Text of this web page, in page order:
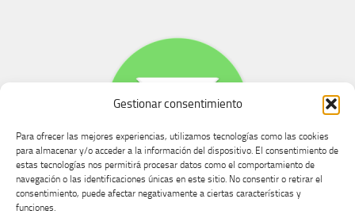
Gestionar consentimiento
Para ofrecer las mejores experiencias, utilizamos tecnologías como las cookies
para almacenar y/o acceder a la información del dispositivo. El consentimiento de
estas tecnologías nos permitirá procesar datos como el comportamiento de
navegación o las identificaciones únicas en este sitio. No consentir o retirar el
consentimiento, puede afectar negativamente a ciertas características y
funciones.
Buzón de dudas, quejas y sugerencias